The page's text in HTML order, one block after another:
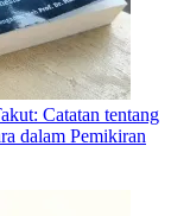
Catatan tentang
dalam Pemikiran